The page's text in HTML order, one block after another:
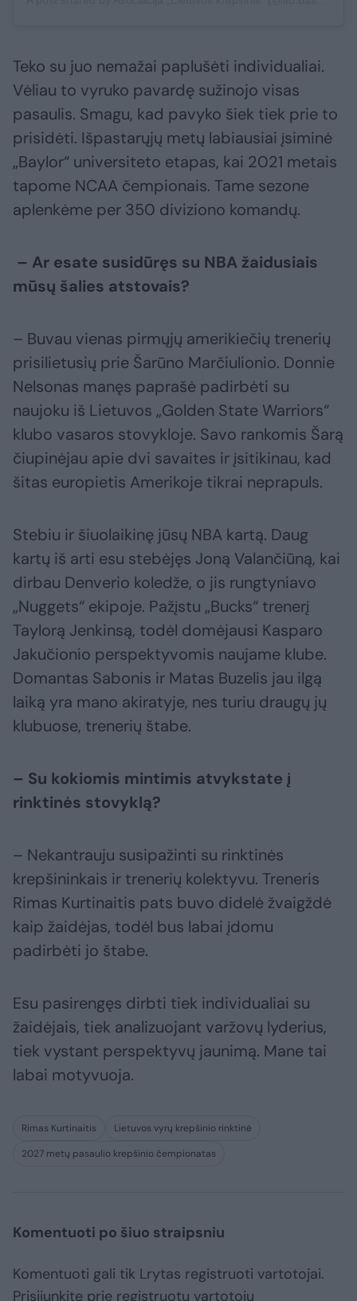
Teko su juo nemažai paplušėti individualiai.
Vėliau to vyruko pavardę sužinojo visas
pasaulis. Smagu, kad pavyko šiek tiek prie to
prisidėti. Išpastarųjų metų labiausiai įsiminė
„Baylor“ universiteto etapas, kai 2021 metais
tapome NCAA čempionais. Tame sezone
aplenkėme per 350 diviziono komandų.
– Ar esate susidūręs su NBA žaidusiais
mūsų šalies atstovais?
– Buvau vienas pirmųjų amerikiečių trenerių
prisilietusių prie Šarūno Marčiulionio. Donnie
Nelsonas manęs paprašė padirbėti su
naujoku iš Lietuvos „Golden State Warriors“
klubo vasaros stovykloje. Savo rankomis Šarą
čiupinėjau apie dvi savaites ir įsitikinau, kad
šitas europietis Amerikoje tikrai neprapuls.
Stebiu ir šiuolaikinę jūsų NBA kartą. Daug
kartų iš arti esu stebėjęs Joną Valančiūną, kai
dirbau Denverio koledže, o jis rungtyniavo
„Nuggets“ ekipoje. Pažįstu „Bucks“ trenerį
Taylorą Jenkinsą, todėl domėjausi Kasparo
Jakučionio perspektyvomis naujame klube.
Domantas Sabonis ir Matas Buzelis jau ilgą
laiką yra mano akiratyje, nes turiu draugų jų
klubuose, trenerių štabe.
– Su kokiomis mintimis atvykstate į
rinktinės stovyklą?
– Nekantrauju susipažinti su rinktinės
krepšininkais ir trenerių kolektyvu. Treneris
Rimas Kurtinaitis pats buvo didelė žvaigždė
kaip žaidėjas, todėl bus labai įdomu
padirbėti jo štabe.
Esu pasirengęs dirbti tiek individualiai su
žaidėjais, tiek analizuojant varžovų lyderius,
tiek vystant perspektyvų jaunimą. Mane tai
labai motyvuoja.
Rimas Kurtinaitis
Lietuvos vyrų krepšinio rinktinė
2027 metų pasaulio krepšinio čempionatas
Komentuoti po šiuo straipsniu
Komentuoti gali tik Lrytas registruoti vartotojai.
Prisijunkite prie registruotų vartotojų